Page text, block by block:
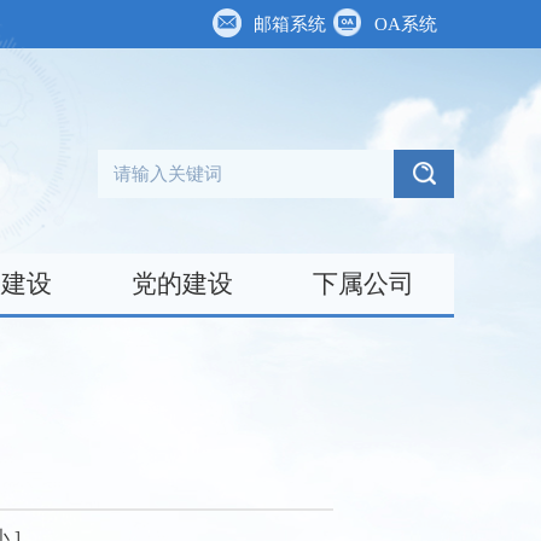
邮箱系统 OA系统
设 党的建设 下属公司